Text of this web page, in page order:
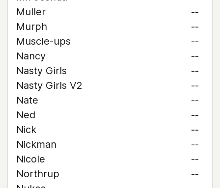
Muller
--
Murph
--
Muscle-ups
--
Nancy
--
Nasty Girls
--
Nasty Girls V2
--
Nate
--
Ned
--
Nick
--
Nickman
--
Nicole
--
Northrup
--